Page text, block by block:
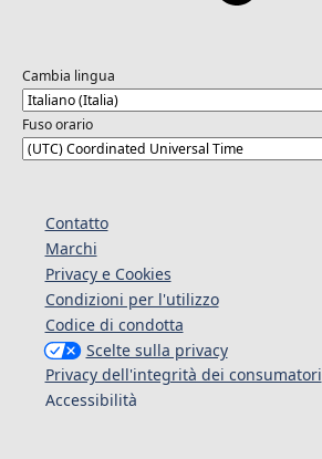
Cambia lingua
Fuso orario
Contatto
Marchi
Privacy e Cookies
Condizioni per l'utilizzo
Codice di condotta
Scelte sulla privacy
Privacy dell'integrità dei consumatori
Accessibilità